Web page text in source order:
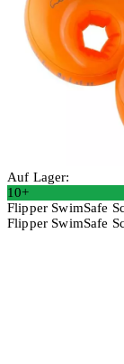
Auf Lager:
10+
Flipper SwimSafe
Flipper SwimSafe